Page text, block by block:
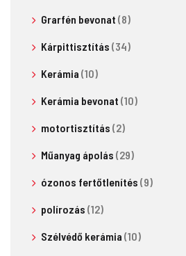
Grarfén bevonat (8)
Kárpittisztítás (34)
Kerámia (10)
Kerámia bevonat (10)
motortisztítás (2)
Műanyag ápolás (29)
ózonos fertőtlenítés (9)
polírozás (12)
Szélvédő kerámia (10)